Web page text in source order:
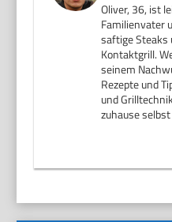
Oliver, 36, ist
Familienvater
saftige Steaks
Kontaktgrill.
seinem
Rezepte und
und
zuhause